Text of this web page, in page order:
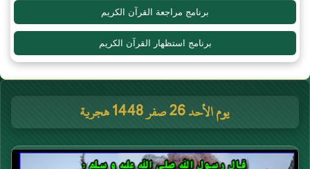
برنامج مراجعة القرآن الكريم
برنامج استظهار القرآن الكريم
يوم الأحد 26 صفر 1448 هجرية